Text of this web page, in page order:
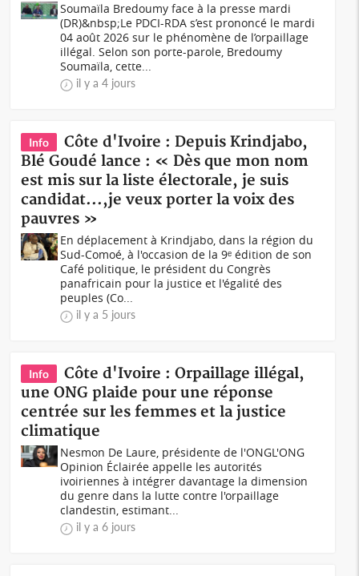
Soumaïla Bredoumy face à la presse mardi
(DR)&nbsp;Le PDCI-RDA s’est prononcé le mardi
04 août 2026 sur le phénomène de l’orpaillage
illégal. Selon son porte-parole, Bredoumy
Soumaïla, cette...
il y a 4 jours
Info
Côte d'Ivoire : Depuis Krindjabo,
Blé Goudé lance : « Dès que mon nom
est mis sur la liste électorale, je suis
candidat...,je veux porter la voix des
pauvres »
En déplacement à Krindjabo, dans la région du
Sud-Comoé, à l'occasion de la 9ᵉ édition de son
Café politique, le président du Congrès
panafricain pour la justice et l'égalité des
peuples (Co...
il y a 5 jours
Info
Côte d'Ivoire : Orpaillage illégal,
une ONG plaide pour une réponse
centrée sur les femmes et la justice
climatique
Nesmon De Laure, présidente de l'ONGL'ONG
Opinion Éclairée appelle les autorités
ivoiriennes à intégrer davantage la dimension
du genre dans la lutte contre l'orpaillage
clandestin, estimant...
il y a 6 jours